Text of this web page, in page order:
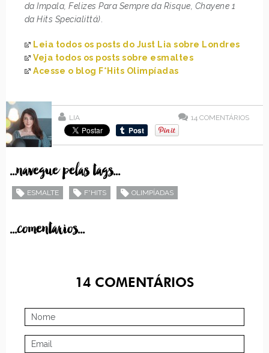
da Impala, Felizes Para Sempre da Risque, Chayene 1
da Hits Specialittá)
Leia todos os posts do Just Lia sobre Londres
Veja todos os posts sobre esmaltes
Acesse o blog F*Hits Olimpíadas
LIA 14 COMENTÁRIOS
...navegue pelas tags...
ESMALTE F*HITS OLIMPÍADAS
...comentarios...
14 COMENTÁRIOS